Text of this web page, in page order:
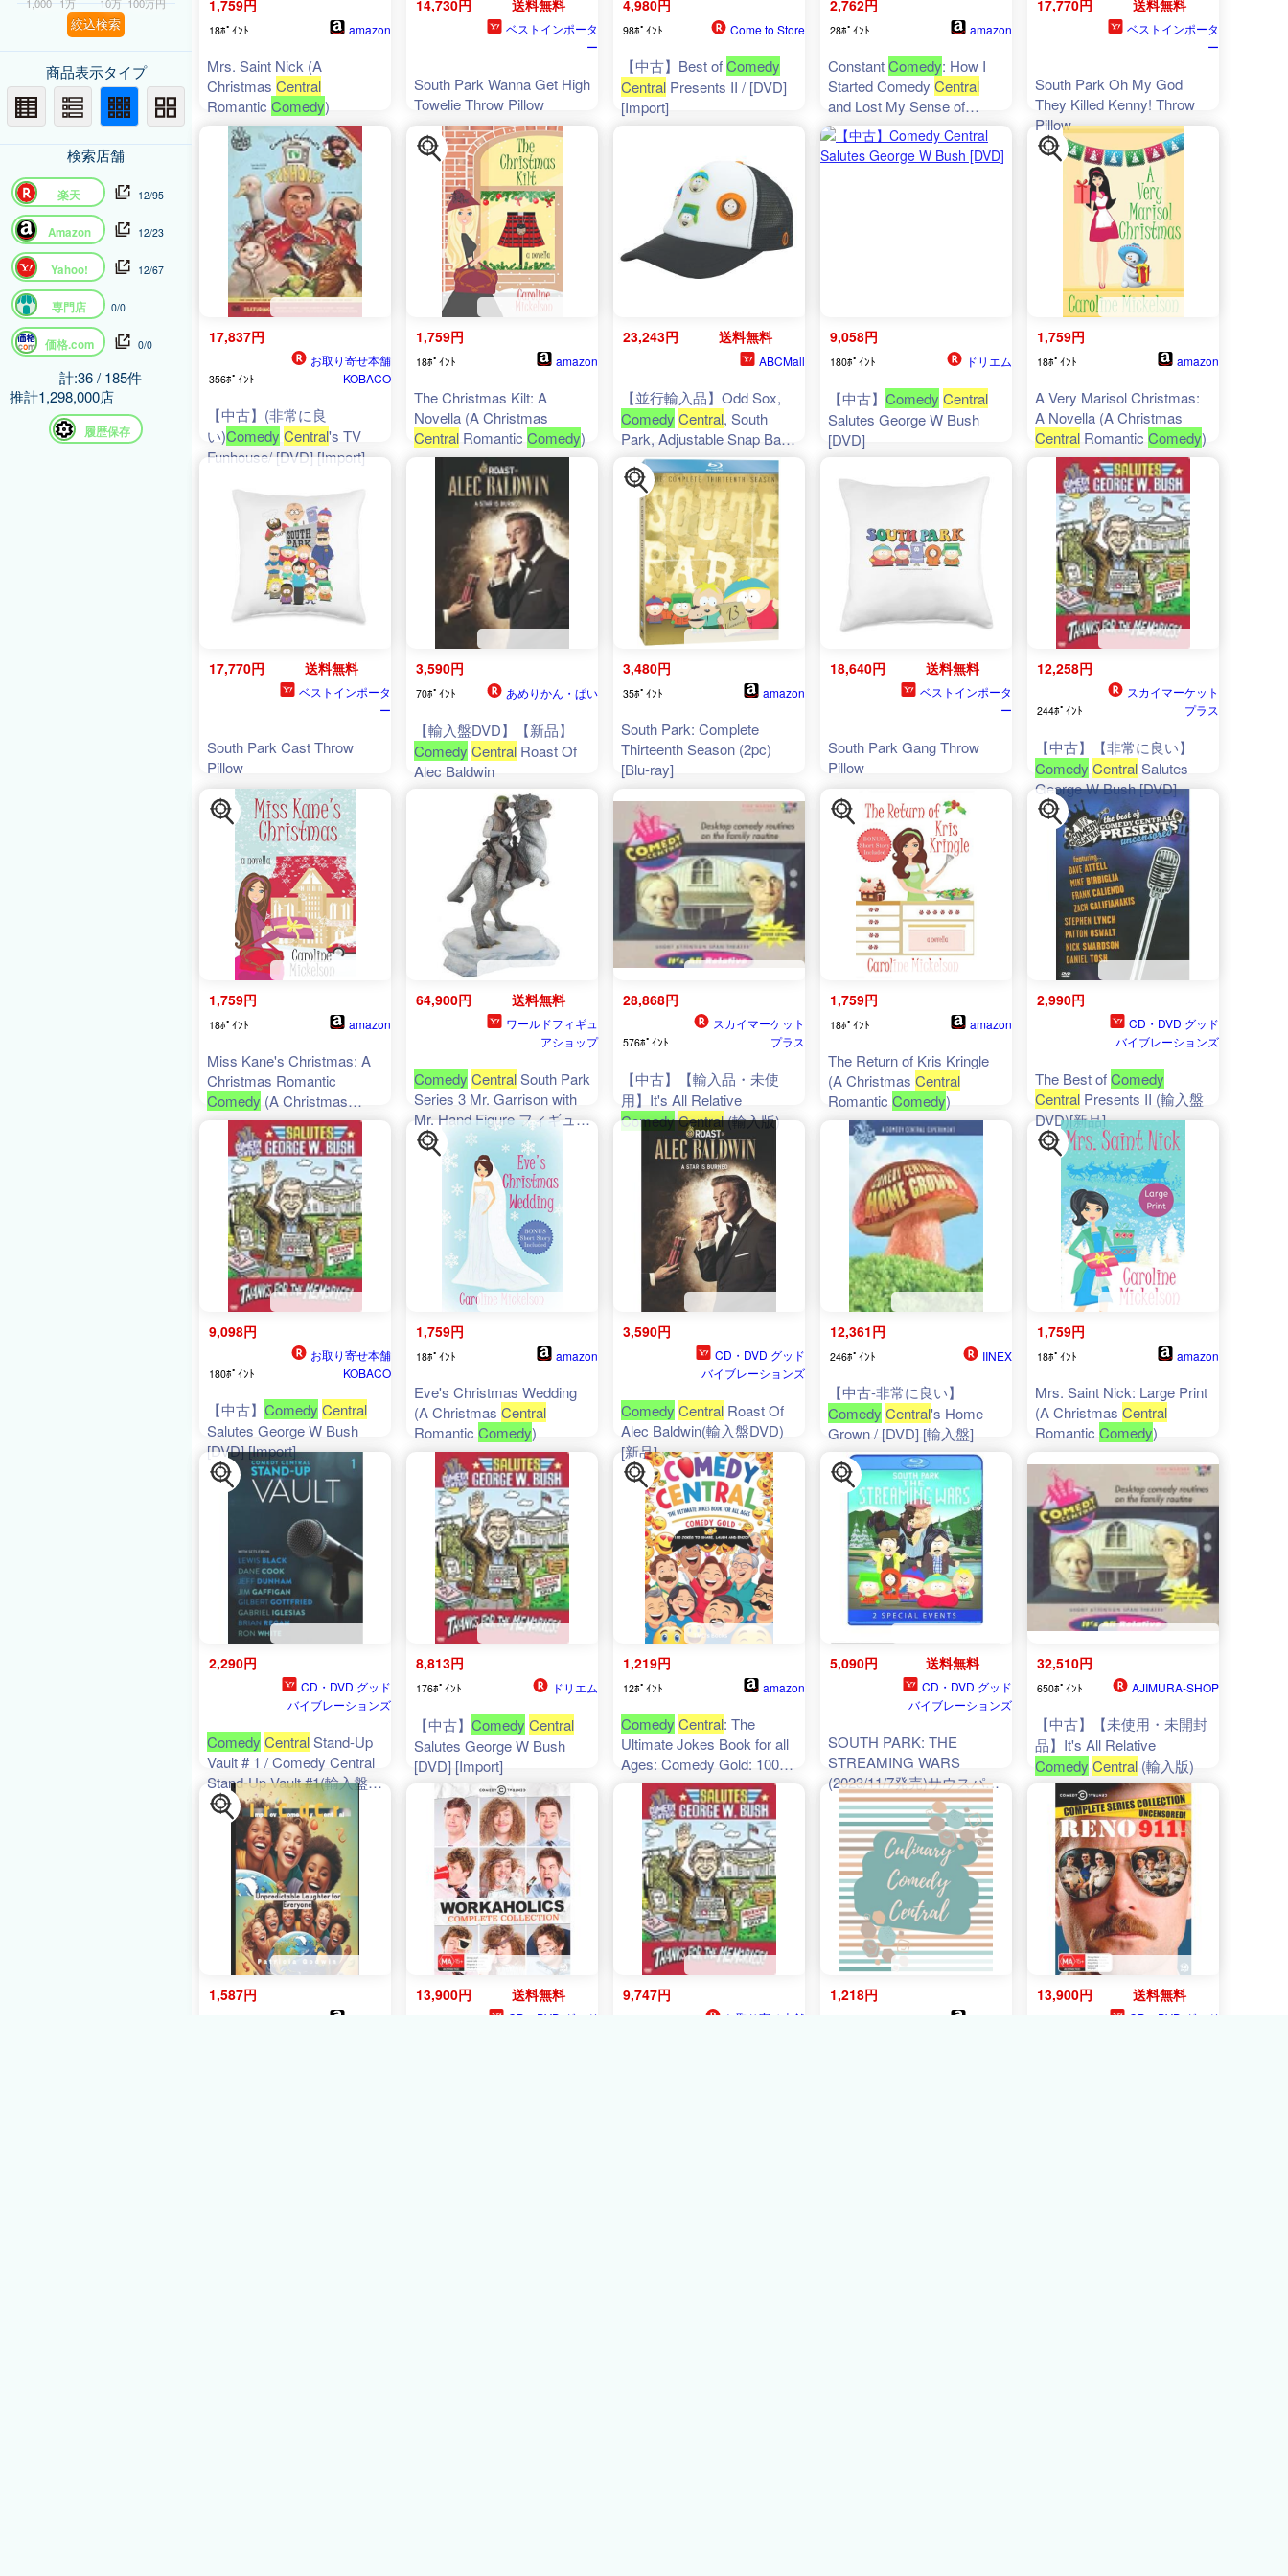
絞込検索
商品表示タイプ
検索店舗
楽天 12/95
Amazon 12/23
Yahoo! 12/67
専門店 0/0
価格.com 0/0
計:36 / 185件
推計1,298,000店
履歴保存
1,759円
18ﾎﾟｲﾝﾄ amazon
Mrs. Saint Nick (A
Christmas Central
Romantic Comedy)
14,730円 送料無料
ベストインポータ
ー
South Park Wanna Get High
Towelie Throw Pillow
4,980円
98ﾎﾟｲﾝﾄ Come to Store
【中古】Best ofComedy
Central Presents II / [DVD]
[Import]
2,762円
28ﾎﾟｲﾝﾄ amazon
ConstantComedy: How I
Started Comedy Central
and Lost My Sense of
Humor
17,770円 送料無料
ベストインポータ
ー
South Park Oh My God
They Killed Kenny! Throw
Pillow
17,837円
356ﾎﾟｲﾝﾄ
お取り寄せ本舗
KOBACO
【中古】(非常に良
い)Comedy Central's TV
Funhouse/ [DVD] [Import]
1,759円
18ﾎﾟｲﾝﾄ amazon
The Christmas Kilt: A
Novella (A Christmas
Central Romantic Comedy)
23,243円 送料無料
ABCMall
【並行輸入品】Odd Sox,
Comedy Central, South
Park, Adjustable Snap Back
Trucke
9,058円
180ﾎﾟｲﾝﾄ ドリエム
【中古】 Comedy Central
Salutes George W Bush
[DVD]
1,759円
18ﾎﾟｲﾝﾄ amazon
A Very Marisol Christmas:
A Novella (A Christmas
Central Romantic Comedy)
17,770円 送料無料
ベストインポータ
ー
South Park Cast Throw
Pillow
3,590円
70ﾎﾟｲﾝﾄ あめりかん・ぱい
【輸入盤DVD】【新品】
Comedy Central Roast Of
Alec Baldwin
3,480円
35ﾎﾟｲﾝﾄ amazon
South Park: Complete
Thirteenth Season (2pc)
[Blu-ray]
18,640円 送料無料
ベストインポータ
ー
South Park Gang Throw
Pillow
12,258円
244ﾎﾟｲﾝﾄ
スカイマーケット
プラス
【中古】【非常に良い】
Comedy CentralSalutes
George W Bush [DVD]
1,759円
18ﾎﾟｲﾝﾄ amazon
Miss Kane's Christmas: A
Christmas Romantic
Comedy (A Christmas
CentralRomantic Comedy)
64,900円 送料無料
ワールドフィギュ
アショップ
Comedy CentralSouth Park
Series 3 Mr. Garrison with
Mr. Hand Figure フィギュア
人形 おもちゃ
28,868円
576ﾎﾟｲﾝﾄ
スカイマーケット
プラス
【中古】【輸入品・未使
用】It's All Relative
ComedyCentral(輸入版)
1,759円
18ﾎﾟｲﾝﾄ amazon
The Return of Kris Kringle
(A Christmas Central
Romantic Comedy)
2,990円
CD・DVD グッド
バイブレーションズ
The Best ofComedy
Central Presents II (輸入盤
DVD)[新品]
9,098円
180ﾎﾟｲﾝﾄ
お取り寄せ本舗
KOBACO
【中古】 Comedy Central
Salutes George W Bush
[DVD] [Import]
1,759円
18ﾎﾟｲﾝﾄ amazon
Eve's Christmas Wedding
(A Christmas Central
Romantic Comedy)
3,590円
CD・DVD グッド
バイブレーションズ
Comedy Central Roast Of
Alec Baldwin(輸入盤DVD)
[新品]
12,361円
246ﾎﾟｲﾝﾄ IINEX
【中古-非常に良い】
Comedy Central's Home
Grown / [DVD] [輸入盤]
1,759円
18ﾎﾟｲﾝﾄ amazon
Mrs. Saint Nick: Large Print
(A Christmas Central
Romantic Comedy)
2,290円
CD・DVD グッド
バイブレーションズ
Comedy CentralStand-Up
Vault # 1 / Comedy Central
Stand-Up Vault #1(輸入盤
DVD)[新品]
8,813円
176ﾎﾟｲﾝﾄ ドリエム
【中古】 Comedy Central
Salutes George W Bush
[DVD] [Import]
1,219円
12ﾎﾟｲﾝﾄ amazon
Comedy Central: The
Ultimate Jokes Book for all
Ages: Comedy Gold: 100
Jokes to Share, Laugh, and
Enjoy
5,090円 送料無料
CD・DVD グッド
バイブレーションズ
SOUTH PARK: THE
STREAMING WARS
(2023/11/7発売)サウスパー
ク(輸入盤ブルーレイ)[新品]
32,510円
650ﾎﾟｲﾝﾄ AJIMURA-SHOP
【中古】【未使用・未開封
品】It's All Relative
Comedy Central (輸入版)
1,587円 13,900円 送料無料
CD・DVD グッド
9,747円
お取り寄せ本舗
1,218円 13,900円 送料無料
CD・DVD グッド